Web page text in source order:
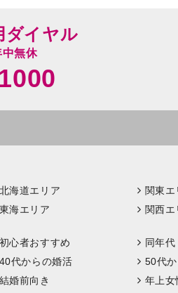
ダイヤル
無休
北海道エリア 関東エ
東海エリア
関西エ
初心者おすすめ 同年代
40代からの婚活
50代
結婚前向き
年上女